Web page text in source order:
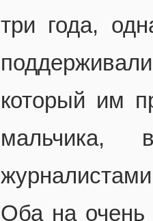
три года,
который им
мальчика,
Оба на очень